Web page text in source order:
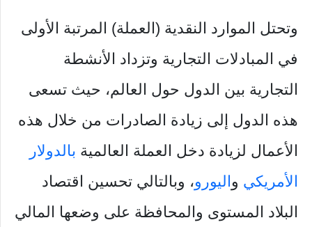
وتحتل الموارد النقدية (العملة) المرتبة الأولى
في المبادلات التجارية وتزداد الأنشطة
التجارية بين الدول حول العالم، حيث تسعى
هذه الدول إلى زيادة الصادرات من خلال هذه
الأعمال لزيادة دخل العملة العالمية بالدولار
الأمريكي واليورو، وبالتالي تحسين اقتصاد
البلاد المستوى والمحافظة على وضعها المالي